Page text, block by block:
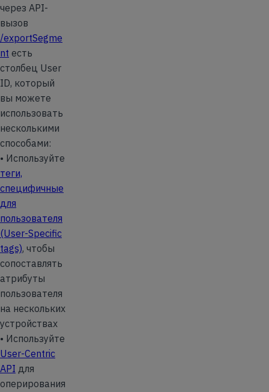
через API-
вызов
/exportSegme
nt есть
столбец User
ID, который
вы можете
использовать
несколькими
способами:
• Используйте
теги,
специфичные
для
пользователя
(User-Specific
tags), чтобы
сопоставлять
атрибуты
пользователя
на нескольких
устройствах
• Используйте
User-Centric
API для
оперирования